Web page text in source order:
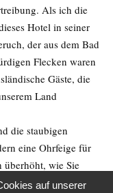
Als ich die
Hotel in seiner
der aus dem Bad
Flecken waren
Gäste, die
Land
die staubigen
eine Ohrfeige für
überhöht, wie Sie
auf unserer